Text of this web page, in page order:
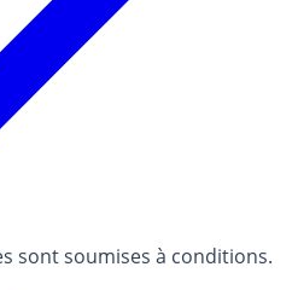
sont soumises à conditions.